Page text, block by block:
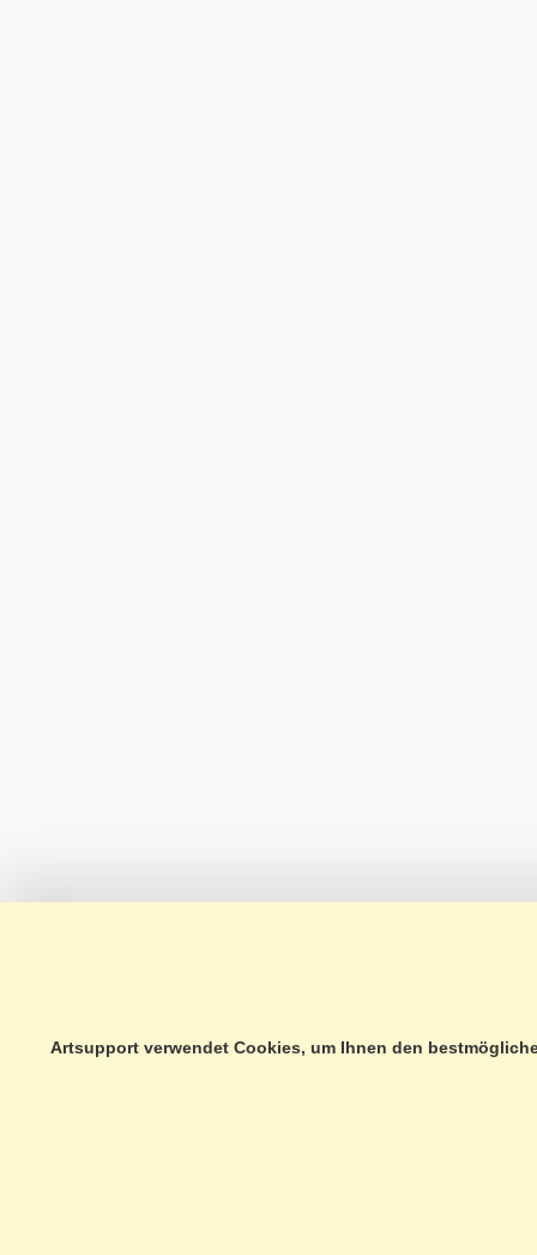
Artsupport verwendet Cookies, um Ihnen den